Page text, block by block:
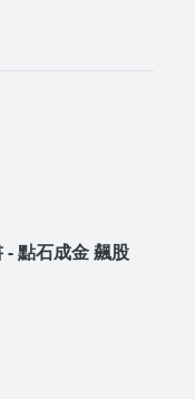
- 點石成金 飆股